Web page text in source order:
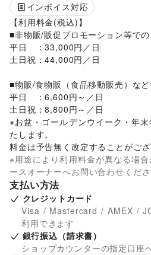
インボイス対応
【利用料金(税込)】
■非物販/販促プロモーション等で
平日　：33,000円／日
土日祝：44,000円／日
■物販/食物販（食品移動販売）など
平日　：6,600円～／日
土日祝：8,800円～／日
※お盆・ゴールデンウイーク・年
たします。
料金は予告無く改定することがござ
※用途により利用料金が異なる場
ースオーナーへお問い合わせくださ
支払い方法
クレジットカード
Visa / Mastercard / AMEX /
利用できます
銀行振込（請求書）
ショップカウンターの指定口座